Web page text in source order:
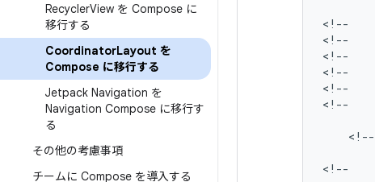
RecyclerView を Compose に
移行する
CoordinatorLayout を
Compose に移行する
Jetpack Navigation を
Navigation Compose に移行す
る
その他の考慮事項
チームに Compose を導入する
<!--
<!--
<!--
<!--
<!--
<!--
<!--
<!--